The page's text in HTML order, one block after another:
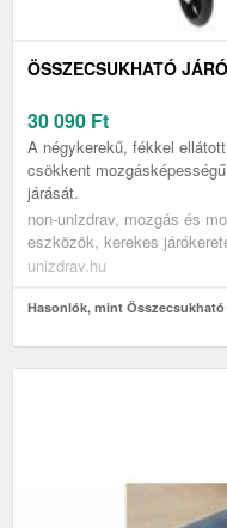
ÖSSZECSUKHATÓ
30 090 Ft
A négykerekű, fékkel
csökkent
járását.
non-unizdrav, mozgás és
eszközök, kerekes
unizdrav.hu
Hasonlók, mint